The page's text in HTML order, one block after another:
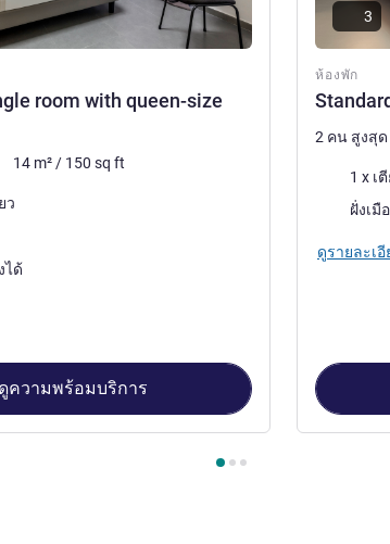
room with queen-size
14 m² / 150 sq ft
ว
ได้
ดูความพร้อมบริการ
ห้องพัก
3
2 คน สูงสุด
เครื่องนอน
1 x เ
ฝั่งเมื
ดูรายละเอี